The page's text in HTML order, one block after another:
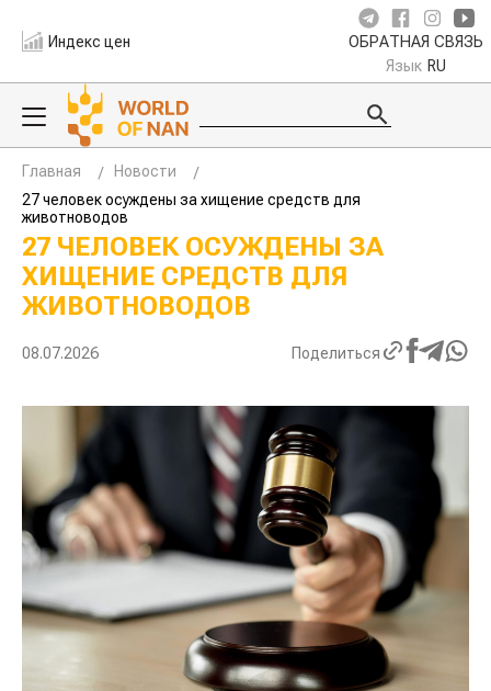
Индекс цен ОБРАТНАЯ СВЯЗЬ
Язык RU
Главная
Новости
27 человек осуждены за хищение средств для
животноводов
27 ЧЕЛОВЕК ОСУЖДЕНЫ ЗА
ХИЩЕНИЕ СРЕДСТВ ДЛЯ
ЖИВОТНОВОДОВ
08.07.2026 Поделиться